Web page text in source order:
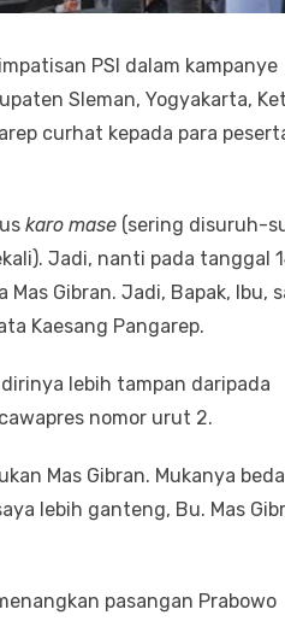
PSI dalam kampanye
Sleman, Yogyakarta,
curhat kepada para
karo mase (sering disuruh-
Jadi, nanti pada tanggal
Gibran. Jadi, Bapak, Ibu,
Kaesang Pangarep.
lebih tampan daripada
nomor urut 2.
Mas Gibran. Mukanya
lebih ganteng, Bu. Mas
pasangan Prabowo